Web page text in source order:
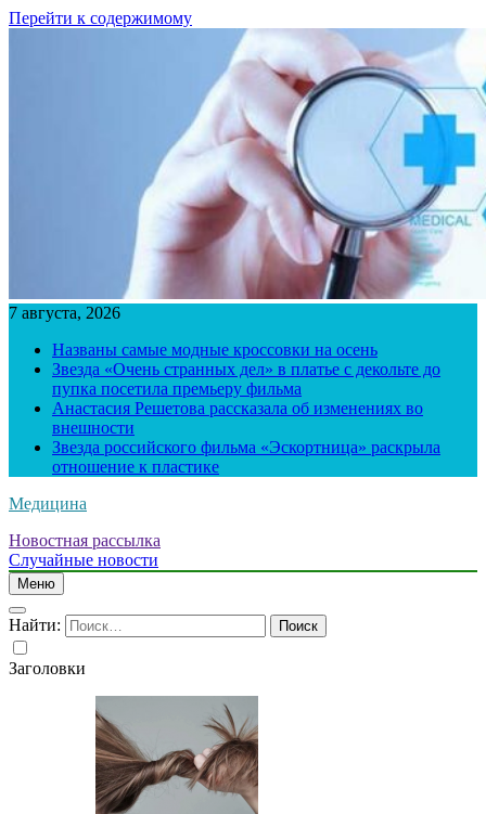
Перейти к содержимому
7 августа, 2026
Названы самые модные кроссовки на осень
Звезда «Очень странных дел» в платье с декольте до
пупка посетила премьеру фильма
Анастасия Решетова рассказала об изменениях во
внешности
Звезда российского фильма «Эскортница» раскрыла
отношение к пластике
Медицина
Новостная рассылка
Случайные новости
Меню
Найти:
Заголовки